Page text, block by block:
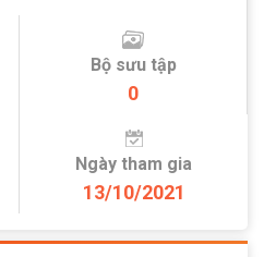
Bộ sưu tập
0
Ngày tham gia
13/10/2021